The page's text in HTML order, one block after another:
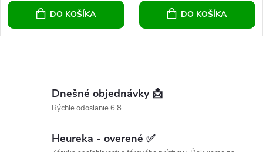
DO KOŠÍKA DO KOŠÍKA
Dnešné objednávky 📩
Rýchle odoslanie 6.8.
Heureka - overené ✅